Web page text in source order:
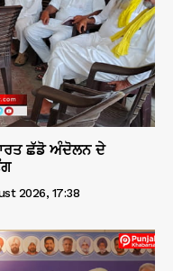
ਛੱਡੋ ਅੰਦੋਲਨ ਦੇ
2026, 17:38